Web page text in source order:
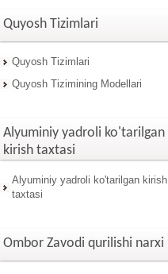
Quyosh Tizimlari
Quyosh Tizimlari
Quyosh Tizimining Modellari
Alyuminiy yadroli ko'tarilgan
kirish taxtasi
Alyuminiy yadroli ko'tarilgan kirish
taxtasi
Ombor Zavodi qurilishi narxi